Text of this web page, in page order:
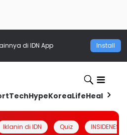
di IDN App Install
TechHypeKoreaLifeHealth
Iklanin di IDN Quiz INSIDENESIA